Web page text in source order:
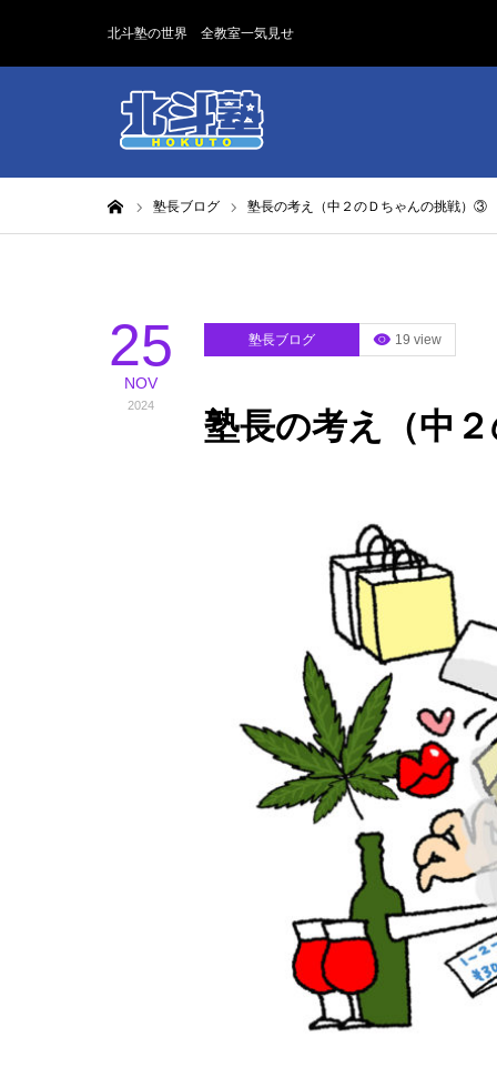
北斗塾の世界 全教室一気見せ
塾長ブログ 塾長の考え（中２のＤちゃんの挑戦）③
25
NOV
2024
塾長ブログ 19 view
塾長の考え（中